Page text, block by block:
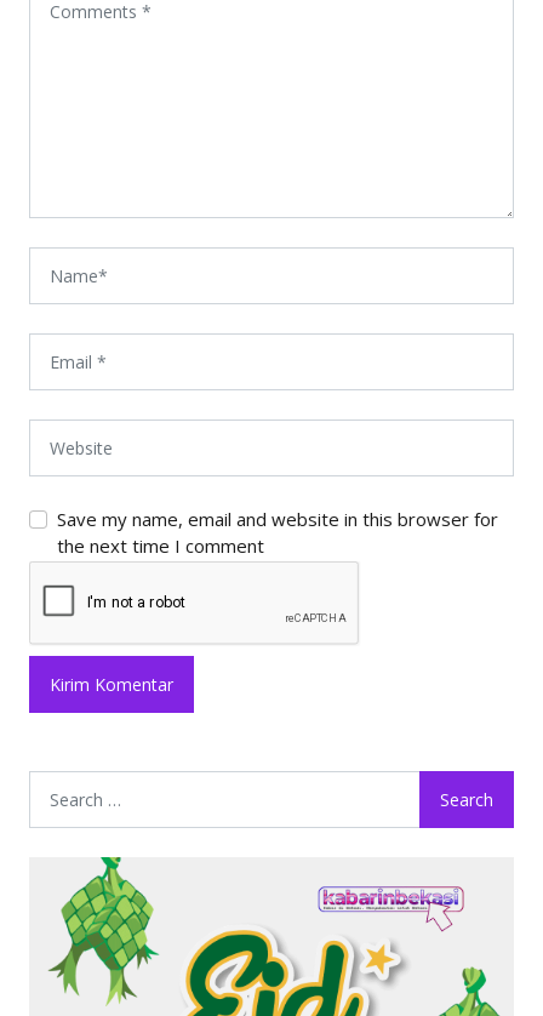
Save my name, email and website in this browser for
the next time I comment